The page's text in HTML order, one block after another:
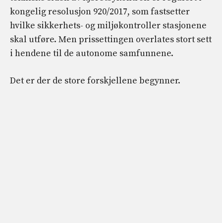
kongelig resolusjon 920/2017, som fastsetter
hvilke sikkerhets- og miljøkontroller stasjonene
skal utføre. Men prissettingen overlates stort sett
i hendene til de autonome samfunnene.
Det er der de store forskjellene begynner.